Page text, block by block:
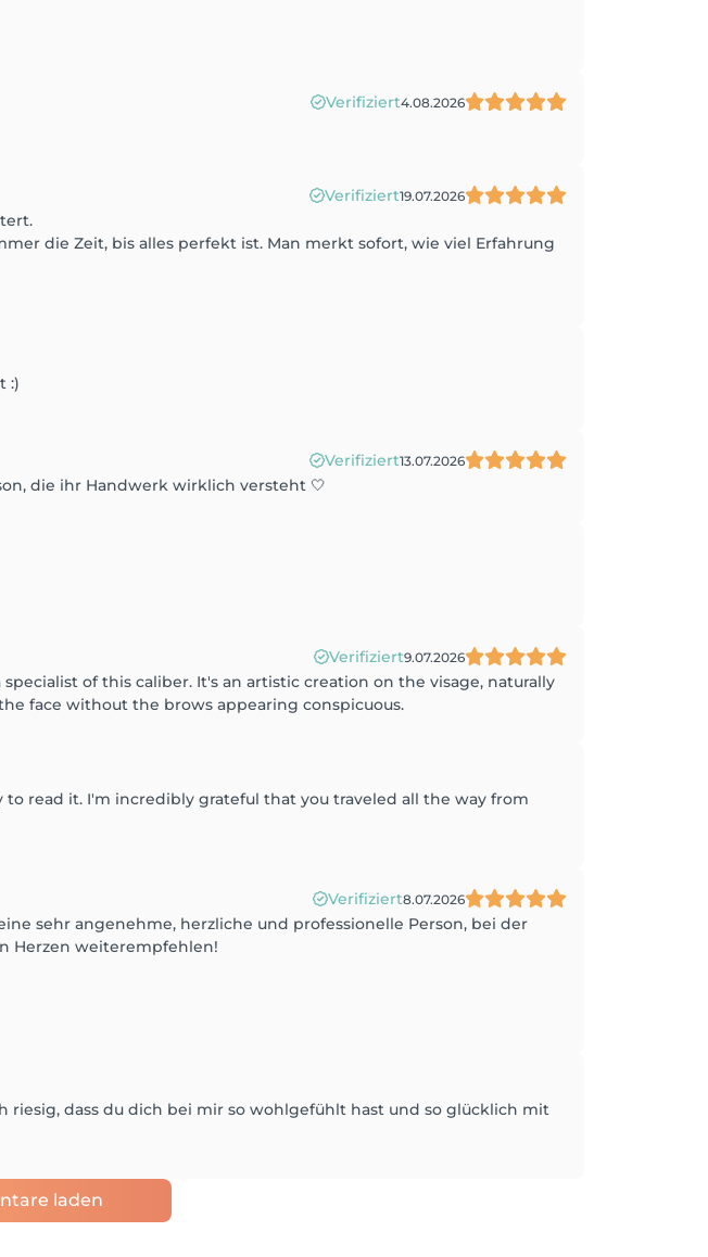
Verifiziert4.08.2026
Verifiziert19.07.2026
die Zeit, bis alles perfekt ist. Man merkt sofort, wie viel Erfahrung
:)
Verifiziert13.07.2026
die ihr Handwerk wirklich versteht 🤍
Verifiziert9.07.2026
of this caliber. It's an artistic creation on the visage, naturally
face without the brows appearing conspicuous.
read it. I'm incredibly grateful that you traveled all the way from
Verifiziert8.07.2026
sehr angenehme, herzliche und professionelle Person, bei der
Herzen weiterempfehlen!
dass du dich bei mir so wohlgefühlt hast und so glücklich mit
laden